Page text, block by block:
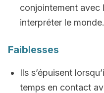
conjointement avec
interpréter le monde.
Faiblesses
Ils s’épuisent
temps en contact